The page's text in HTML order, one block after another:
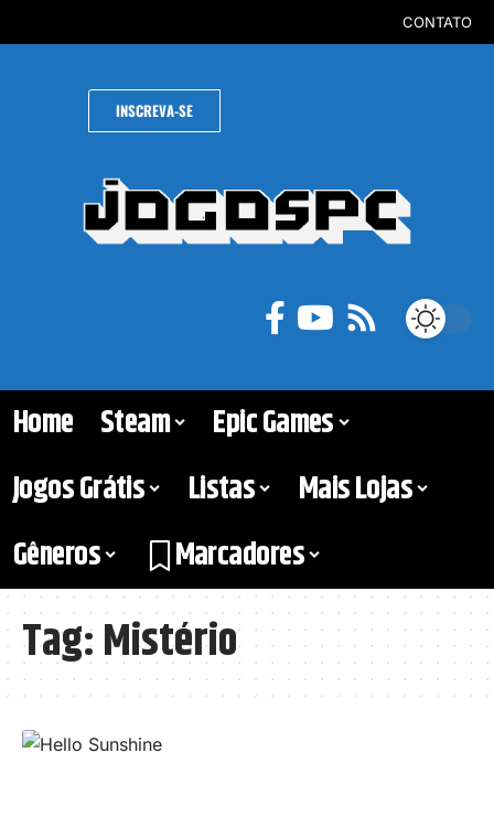
CONTATO
INSCREVA-SE
Home Steam
Epic Games
Jogos Grátis
Listas
Mais Lojas
Gêneros
Marcadores
Tag:Mistério